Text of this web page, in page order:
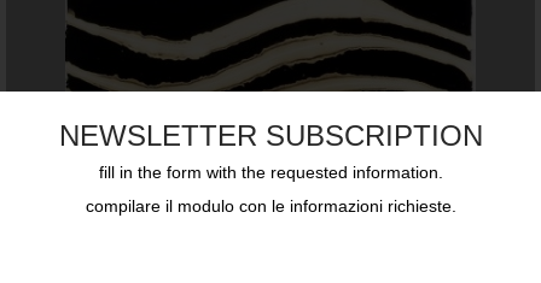
NEWSLETTER SUBSCRIPTION
fill in the form with the requested information.
compilare il modulo con le informazioni richieste.